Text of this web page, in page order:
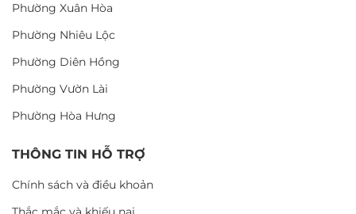
Phường Xuân Hòa
Phường Nhiêu Lộc
Phường Diên Hồng
Phường Vườn Lài
Phường Hòa Hưng
THÔNG TIN HỖ TRỢ
Chính sách và điều khoản